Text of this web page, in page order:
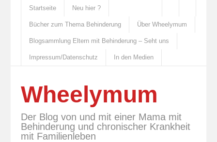
Startseite Neu hier ?
Bücher zum Thema Behinderung Über Wheelymum
Blogsammlung Eltern mit Behinderung – Seht uns
Impressum/Datenschutz In den Medien
Wheelymum
Der Blog von und mit einer Mama mit
Behinderung und chronischer Krankheit
mit Familienleben